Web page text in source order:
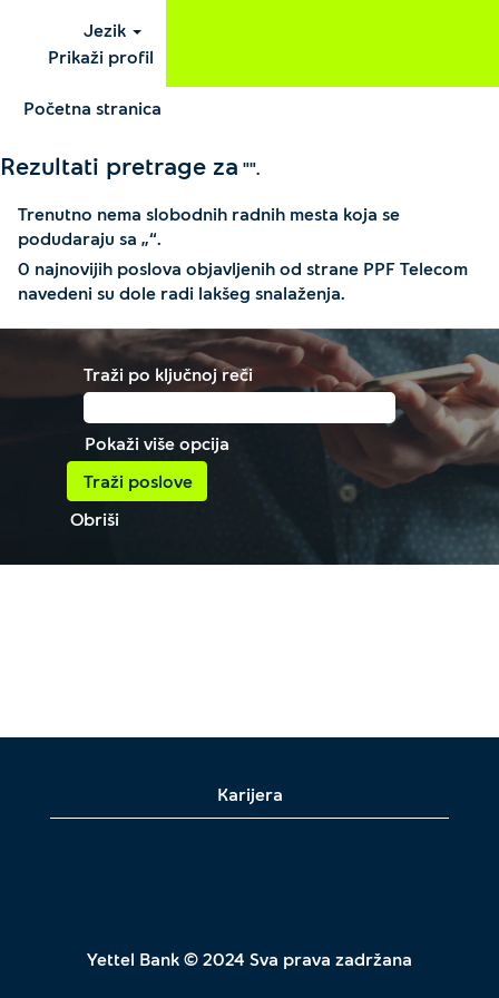
Jezik
Prikaži profil
Početna stranica
Rezultati pretrage za "".
Trenutno nema slobodnih radnih mesta koja se
podudaraju sa „“.
0 najnovijih poslova objavljenih od strane PPF Telecom
navedeni su dole radi lakšeg snalaženja.
Traži po ključnoj reči
Pokaži više opcija
Obriši
Karijera
Yettel Bank © 2024 Sva prava zadržana